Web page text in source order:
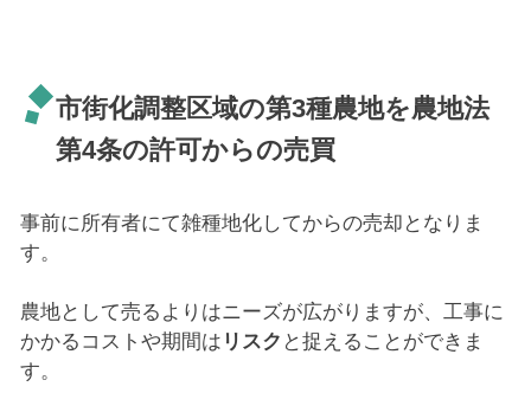
市街化調整区域の第3種農地を農地法
第4条の許可からの売買
事前に所有者にて雑種地化してからの売却となりま
す。
農地として売るよりはニーズが広がりますが、工事に
かかるコストや期間は リスク と捉えることができま
す。